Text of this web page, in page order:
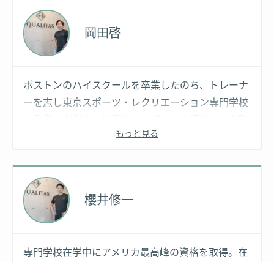
岡田啓
ボストンのハイスクールを卒業したのち、トレーナ
ーを志し東京スポーツ・レクリエーション専門学校
得。卒業後は某五つ星ホテルでトレーナーとして勤
担当。その後は活動拠点を神楽坂、銀座、恵比寿と
広げる。
もっと見る
櫻井修一
専門学校在学中にアメリカ最高峰の資格を取得。在